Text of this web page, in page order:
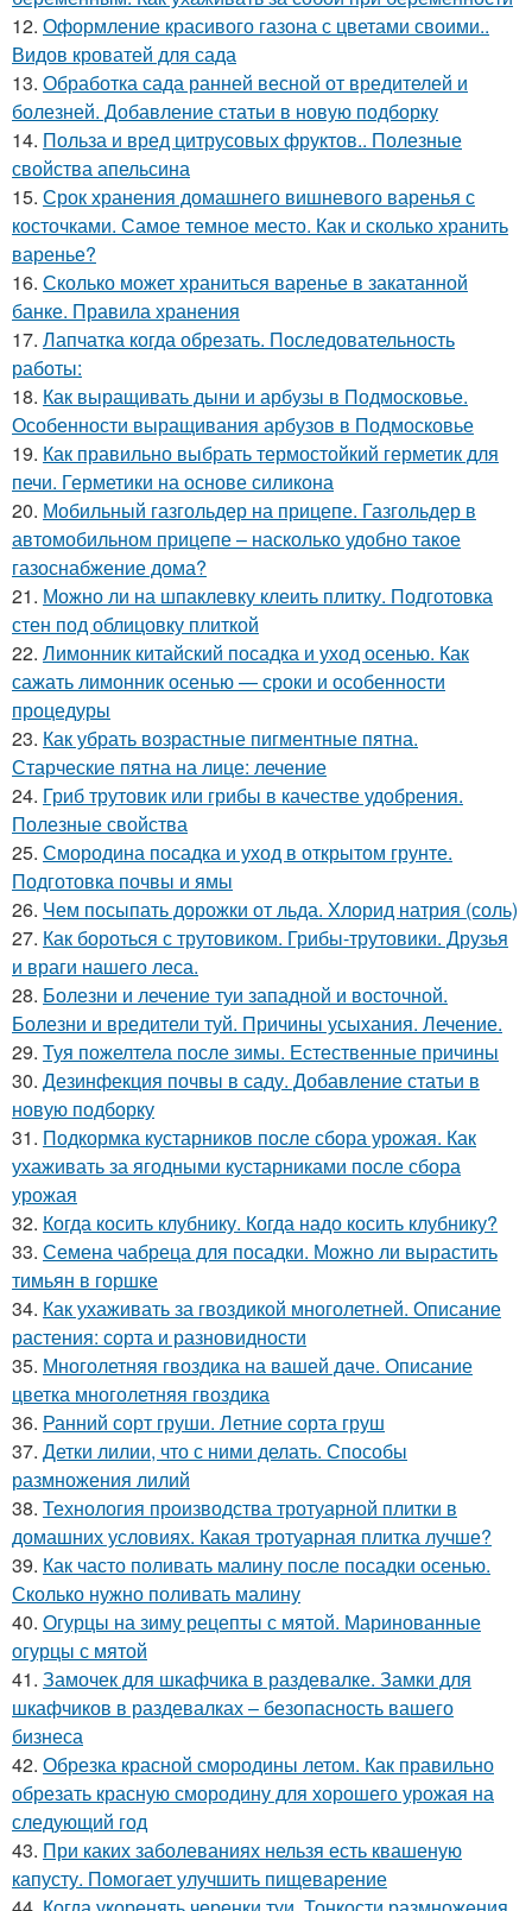
12. Оформление красивого газона с цветами своими..
Видов кроватей для сада
13. Обработка сада ранней весной от вредителей и
болезней. Добавление статьи в новую подборку
14. Польза и вред цитрусовых фруктов.. Полезные
свойства апельсина
15. Срок хранения домашнего вишневого варенья с
косточками. Самое темное место. Как и сколько хранить
варенье?
16. Сколько может храниться варенье в закатанной
банке. Правила хранения
17. Лапчатка когда обрезать. Последовательность
работы:
18. Как выращивать дыни и арбузы в Подмосковье.
Особенности выращивания арбузов в Подмосковье
19. Как правильно выбрать термостойкий герметик для
печи. Герметики на основе силикона
20. Мобильный газгольдер на прицепе. Газгольдер в
автомобильном прицепе – насколько удобно такое
газоснабжение дома?
21. Можно ли на шпаклевку клеить плитку. Подготовка
стен под облицовку плиткой
22. Лимонник китайский посадка и уход осенью. Как
сажать лимонник осенью — сроки и особенности
процедуры
23. Как убрать возрастные пигментные пятна.
Старческие пятна на лице: лечение
24. Гриб трутовик или грибы в качестве удобрения.
Полезные свойства
25. Смородина посадка и уход в открытом грунте.
Подготовка почвы и ямы
26. Чем посыпать дорожки от льда. Хлорид натрия (соль)
27. Как бороться с трутовиком. Грибы-трутовики. Друзья
и враги нашего леса.
28. Болезни и лечение туи западной и восточной.
Болезни и вредители туй. Причины усыхания. Лечение.
29. Туя пожелтела после зимы. Естественные причины
30. Дезинфекция почвы в саду. Добавление статьи в
новую подборку
31. Подкормка кустарников после сбора урожая. Как
ухаживать за ягодными кустарниками после сбора
урожая
32. Когда косить клубнику. Когда надо косить клубнику?
33. Семена чабреца для посадки. Можно ли вырастить
тимьян в горшке
34. Как ухаживать за гвоздикой многолетней. Описание
растения: сорта и разновидности
35. Многолетняя гвоздика на вашей даче. Описание
цветка многолетняя гвоздика
36. Ранний сорт груши. Летние сорта груш
37. Детки лилии, что с ними делать. Способы
размножения лилий
38. Технология производства тротуарной плитки в
домашних условиях. Какая тротуарная плитка лучше?
39. Как часто поливать малину после посадки осенью.
Сколько нужно поливать малину
40. Огурцы на зиму рецепты с мятой. Маринованные
огурцы с мятой
41. Замочек для шкафчика в раздевалке. Замки для
шкафчиков в раздевалках – безопасность вашего
бизнеса
42. Обрезка красной смородины летом. Как правильно
обрезать красную смородину для хорошего урожая на
следующий год
43. При каких заболеваниях нельзя есть квашеную
капусту. Помогает улучшить пищеварение